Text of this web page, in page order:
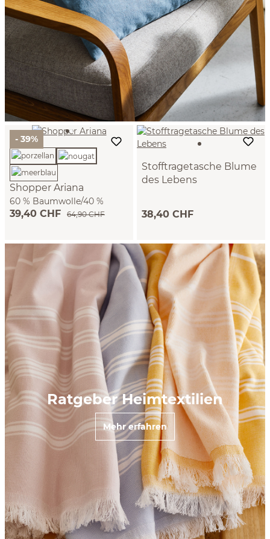
- 39%
Shopper Ariana
60 % Baumwolle/40 %
Leinen, GOTS (nougat)
39,40 CHF 64,90 CHF
Stofftragetasche Blume
des Lebens
38,40 CHF
Ratgeber Heimtextilien
Mehr erfahren